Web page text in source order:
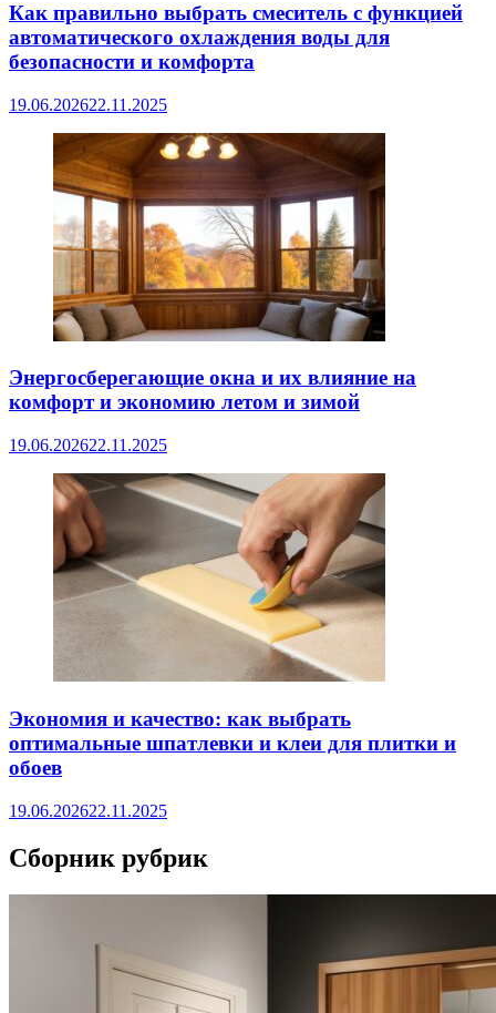
Как правильно выбрать смеситель с функцией
автоматического охлаждения воды для
безопасности и комфорта
19.06.202622.11.2025
Энергосберегающие окна и их влияние на
комфорт и экономию летом и зимой
19.06.202622.11.2025
Экономия и качество: как выбрать
оптимальные шпатлевки и клеи для плитки и
обоев
19.06.202622.11.2025
Сборник рубрик